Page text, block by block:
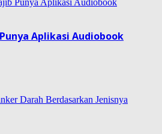
Aplikasi Audiobook
Darah Berdasarkan Jenisnya